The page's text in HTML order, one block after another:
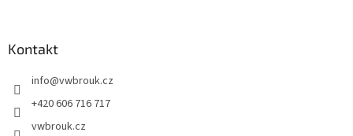
Kontakt
info@vwbrouk.cz
+420 606 716 717
vwbrouk.cz